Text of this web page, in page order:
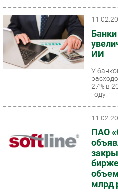
ИИ
У
27% в
году.
ПАО
млрд